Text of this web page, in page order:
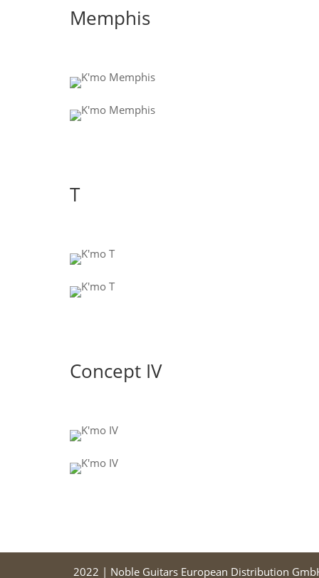
Memphis
T
Concept IV
2022 | Noble Guitars European Distribution